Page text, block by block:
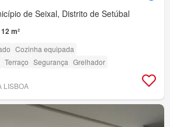
de Seixal, Distrito de Setúbal
m²
Cozinha equipada
Terraço Segurança Grelhador
LISBOA